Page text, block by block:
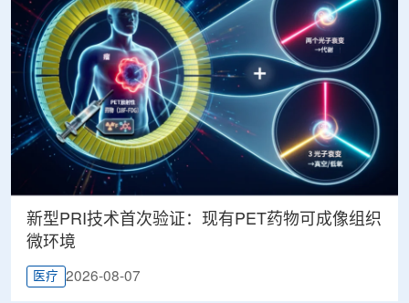
新型PRI技术首次验证：现有PET药物可成像组织
微环境
医疗 2026-08-07